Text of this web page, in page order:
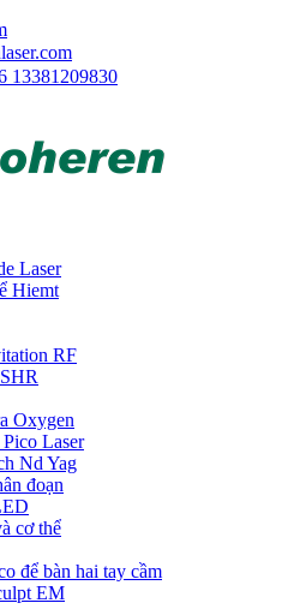
13381209830
Laser
Hiemt
RF
Oxygen
Laser
Nd Yag
đoạn
cơ thể
để bàn hai tay cầm
EM